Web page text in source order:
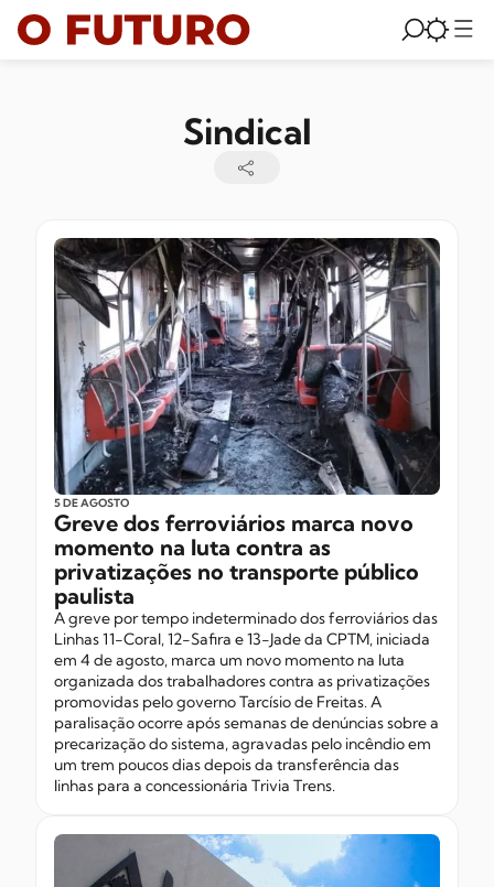
Sindical
5 DE AGOSTO
Greve dos ferroviários marca novo
momento na luta contra as
privatizações no transporte público
paulista
A greve por tempo indeterminado dos ferroviários das
Linhas 11-Coral, 12-Safira e 13-Jade da CPTM, iniciada
em 4 de agosto, marca um novo momento na luta
organizada dos trabalhadores contra as privatizações
promovidas pelo governo Tarcísio de Freitas. A
paralisação ocorre após semanas de denúncias sobre a
precarização do sistema, agravadas pelo incêndio em
um trem poucos dias depois da transferência das
linhas para a concessionária Trivia Trens.